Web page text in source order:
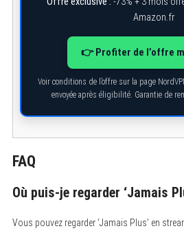
Amazon.fr
👉 Profiter de l’offre
Voir conditions de l’offre sur la page
envoyée après éligibilité. Garantie de
FAQ
Où puis-je regarder ‘Jamais
Vous pouvez regarder ‘Jamais Plus’ en